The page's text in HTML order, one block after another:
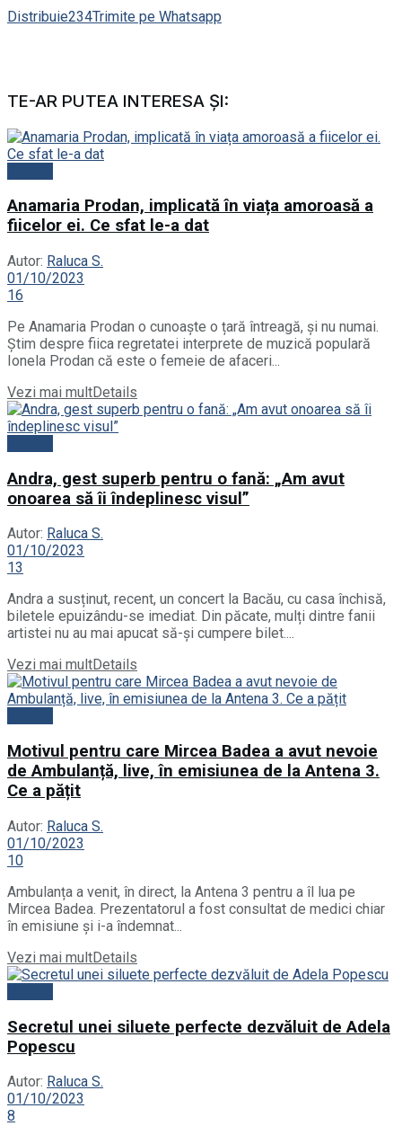
Distribuie234Trimite pe Whatsapp
TE-AR PUTEA INTERESA ȘI:
Anamaria Prodan, implicată în viața amoroasă a
fiicelor ei. Ce sfat le-a dat
Autor: Raluca S.
01/10/2023
16
Pe Anamaria Prodan o cunoaște o țară întreagă, și nu numai.
Știm despre fiica regretatei interprete de muzică populară
Ionela Prodan că este o femeie de afaceri...
Vezi mai multDetails
Andra, gest superb pentru o fană: „Am avut
onoarea să îi îndeplinesc visul”
Autor: Raluca S.
01/10/2023
13
Andra a susținut, recent, un concert la Bacău, cu casa închisă,
biletele epuizându-se imediat. Din păcate, mulți dintre fanii
artistei nu au mai apucat să-și cumpere bilet....
Vezi mai multDetails
Motivul pentru care Mircea Badea a avut nevoie
de Ambulanță, live, în emisiunea de la Antena 3.
Ce a pățit
Autor: Raluca S.
01/10/2023
10
Ambulanța a venit, în direct, la Antena 3 pentru a îl lua pe
Mircea Badea. Prezentatorul a fost consultat de medici chiar
în emisiune și i-a îndemnat...
Vezi mai multDetails
Secretul unei siluete perfecte dezvăluit de Adela
Popescu
Autor: Raluca S.
01/10/2023
8